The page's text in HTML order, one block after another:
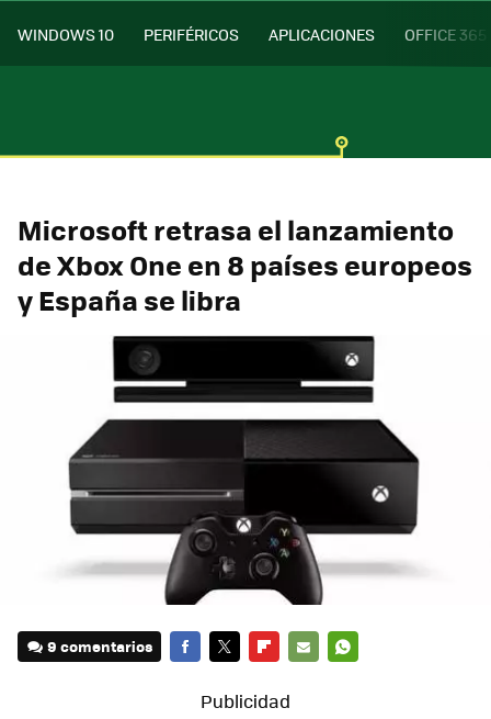
WINDOWS 10 PERIFÉRICOS APLICACIONES OFFICE 365
Microsoft retrasa el lanzamiento
de Xbox One en 8 países europeos
y España se libra
9 comentarios
MAIL